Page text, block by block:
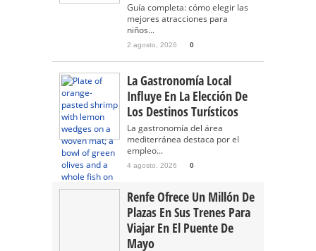
Guía completa: cómo elegir las
mejores atracciones para
niños...
2 agosto, 2026 0
La Gastronomía Local
Influye En La Elección De
Los Destinos Turísticos
La gastronomía del área
mediterránea destaca por el
empleo...
4 agosto, 2026 0
Renfe Ofrece Un Millón De
Plazas En Sus Trenes Para
Viajar En El Puente De
Mayo